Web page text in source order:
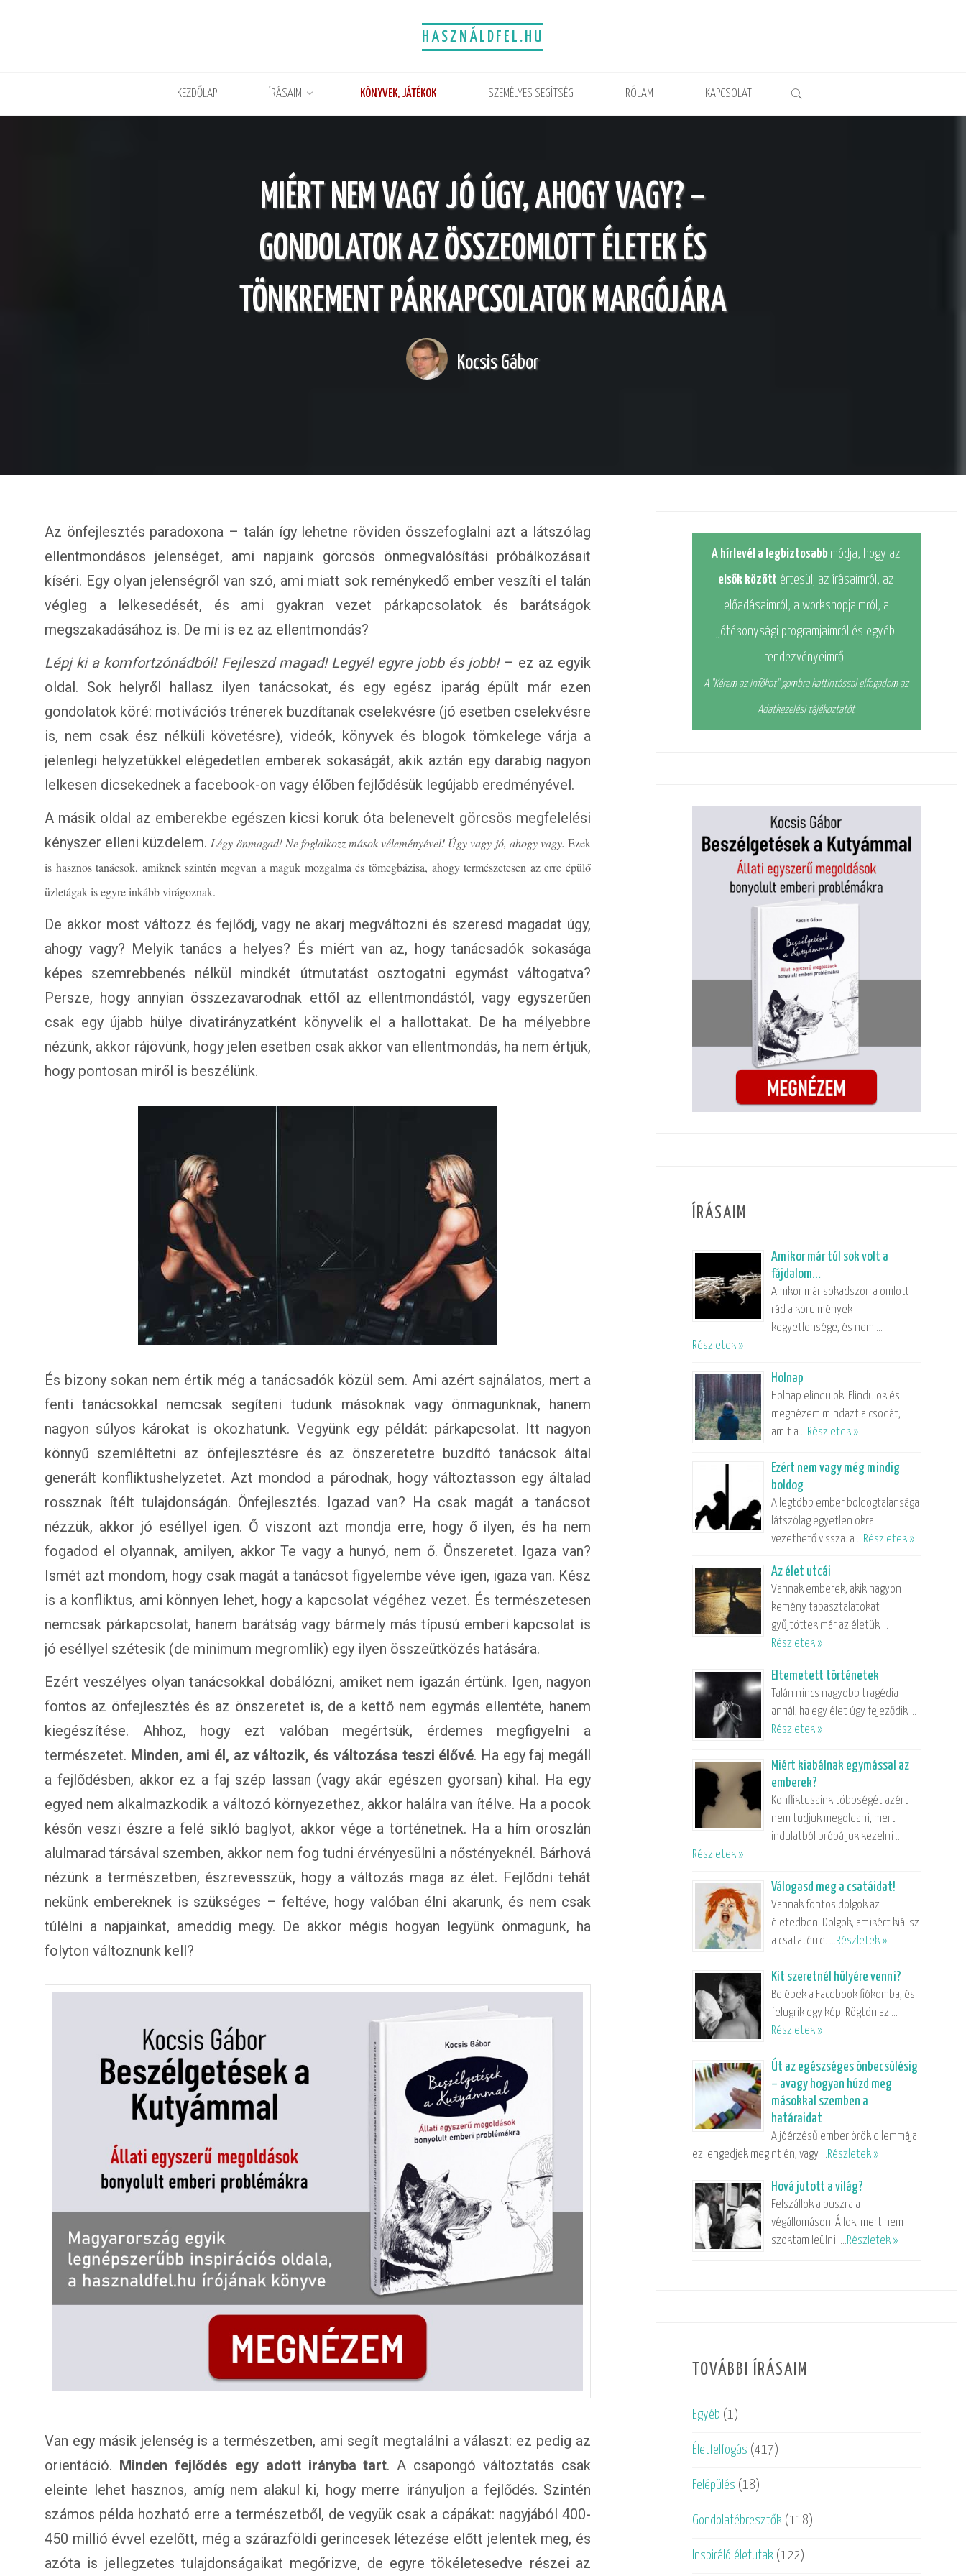
HASZNÁLDFEL.HU
KEZDŐLAP ÍRÁSAIM KÖNYVEK, JÁTÉKOK SZEMÉLYES SEGÍTSÉG RÓLAM KAPCSOLAT
MIÉRT NEM VAGY JÓ ÚGY, AHOGY VAGY? –
GONDOLATOK AZ ÖSSZEOMLOTT ÉLETEK ÉS
TÖNKREMENT PÁRKAPCSOLATOK MARGÓJÁRA
Kocsis Gábor
Az önfejlesztés paradoxona – talán így lehetne röviden összefoglalni azt a látszólag
ellentmondásos jelenséget, ami napjaink görcsös önmegvalósítási próbálkozásait
kíséri. Egy olyan jelenségről van szó, ami miatt sok reménykedő ember veszíti el talán
végleg a lelkesedését, és ami gyakran vezet párkapcsolatok és barátságok
megszakadásához is. De mi is ez az ellentmondás?
Lépj ki a komfortzónádból! Fejleszd magad! Legyél egyre jobb és jobb!– ez az egyik
oldal. Sok helyről hallasz ilyen tanácsokat, és egy egész iparág épült már ezen
gondolatok köré: motivációs trénerek buzdítanak cselekvésre (jó esetben cselekvésre
is, nem csak ész nélküli követésre), videók, könyvek és blogok tömkelege várja a
jelenlegi helyzetükkel elégedetlen emberek sokaságát, akik aztán egy darabig nagyon
lelkesen dicsekednek a facebook-on vagy élőben fejlődésük legújabb eredményével.
A másik oldal az emberekbe egészen kicsi koruk óta belenevelt görcsös megfelelési
kényszer elleni küzdelem.Légy önmagad! Ne foglalkozz mások véleményével! Úgy vagy jó, ahogy vagy. Ezek
is hasznos tanácsok, amiknek szintén megvan a maguk mozgalma és tömegbázisa, ahogy természetesen az erre épülő
üzletágak is egyre inkább virágoznak.
De akkor most változz és fejlődj, vagy ne akarj megváltozni és szeresd magadat úgy,
ahogy vagy? Melyik tanács a helyes? És miért van az, hogy tanácsadók sokasága
képes szemrebbenés nélkül mindkét útmutatást osztogatni egymást váltogatva?
Persze, hogy annyian összezavarodnak ettől az ellentmondástól, vagy egyszerűen
csak egy újabb hülye divatirányzatként könyvelik el a hallottakat. De ha mélyebbre
nézünk, akkor rájövünk, hogy jelen esetben csak akkor van ellentmondás, ha nem értjük,
hogy pontosan miről is beszélünk.
És bizony sokan nem értik még a tanácsadók közül sem. Ami azért sajnálatos, mert a
fenti tanácsokkal nemcsak segíteni tudunk másoknak vagy önmagunknak, hanem
nagyon súlyos károkat is okozhatunk. Vegyünk egy példát: párkapcsolat. Itt nagyon
könnyű szemléltetni az önfejlesztésre és az önszeretetre buzdító tanácsok által
generált konfliktushelyzetet. Azt mondod a párodnak, hogy változtasson egy általad
rossznak ítélt tulajdonságán. Önfejlesztés. Igazad van? Ha csak magát a tanácsot
nézzük, akkor jó eséllyel igen. Ő viszont azt mondja erre, hogy ő ilyen, és ha nem
fogadod el olyannak, amilyen, akkor Te vagy a hunyó, nem ő. Önszeretet. Igaza van?
Ismét azt mondom, hogy csak magát a tanácsot figyelembe véve igen, igaza van. Kész
is a konfliktus, ami könnyen lehet, hogy a kapcsolat végéhez vezet. És természetesen
nemcsak párkapcsolat, hanem barátság vagy bármely más típusú emberi kapcsolat is
jó eséllyel szétesik (de minimum megromlik) egy ilyen összeütközés hatására.
Ezért veszélyes olyan tanácsokkal dobálózni, amiket nem igazán értünk. Igen, nagyon
fontos az önfejlesztés és az önszeretet is, de a kettő nem egymás ellentéte, hanem
kiegészítése. Ahhoz, hogy ezt valóban megértsük, érdemes megfigyelni a
természetet. Minden, ami él, az változik, és változása teszi élővé. Ha egy faj megáll
a fejlődésben, akkor ez a faj szép lassan (vagy akár egészen gyorsan) kihal. Ha egy
egyed nem alkalmazkodik a változó környezethez, akkor halálra van ítélve. Ha a pocok
későn veszi észre a felé sikló baglyot, akkor vége a történetnek. Ha a hím oroszlán
alulmarad társával szemben, akkor nem fog tudni érvényesülni a nőstényeknél. Bárhová
nézünk a természetben, észrevesszük, hogy a változás maga az élet. Fejlődni tehát
nekünk embereknek is szükséges – feltéve, hogy valóban élni akarunk, és nem csak
túlélni a napjainkat, ameddig megy. De akkor mégis hogyan legyünk önmagunk, ha
folyton változnunk kell?
Van egy másik jelenség is a természetben, ami segít megtalálni a választ: ez pedig az
orientáció. Minden fejlődés egy adott irányba tart. A csapongó változtatás csak
eleinte lehet hasznos, amíg nem alakul ki, hogy merre irányuljon a fejlődés. Szintén
számos példa hozható erre a természetből, de vegyük csak a cápákat: nagyjából 400-
450 millió évvel ezelőtt, még a szárazföldi gerincesek létezése előtt jelentek meg, és
azóta is jellegzetes tulajdonságaikat megőrizve, de egyre tökéletesedve részei az
A hírlevél a legbiztosabb módja, hogy az
elsők között értesülj az írásaimról, az
előadásaimról, a workshopjaimról, a
jótékonysági programjaimról és egyéb
rendezvényeimről:
A "Kérem az infókat" gombra kattintással elfogadom az
Adatkezelési tájékoztatót
ÍRÁSAIM
Amikor már túl sok volt a
fájdalom…
Amikor már sokadszorra omlott
rád a körülmények
kegyetlensége, és nem …
Részletek »
Holnap
Holnap elindulok. Elindulok és
megnézem mindazt a csodát,
amit a …Részletek »
Ezért nem vagy még mindig
boldog
A legtöbb ember boldogtalansága
látszólag egyetlen okra
vezethető vissza: a …Részletek »
Az élet utcái
Vannak emberek, akik nagyon
kemény tapasztalatokat
gyűjtöttek már az életük …
Részletek »
Eltemetett történetek
Talán nincs nagyobb tragédia
annál, ha egy élet úgy fejeződik …
Részletek »
Miért kiabálnak egymással az
emberek?
Konfliktusaink többségét azért
nem tudjuk megoldani, mert
indulatból próbáljuk kezelni …
Részletek »
Válogasd meg a csatáidat!
Vannak fontos dolgok az
életedben. Dolgok, amikért kiállsz
a csatatérre. …Részletek »
Kit szeretnél hülyére venni?
Belépek a Facebook fiókomba, és
felugrik egy kép. Rögtön az …
Részletek »
Út az egészséges önbecsülésig
– avagy hogyan húzd meg
másokkal szemben a
határaidat
A jóérzésű ember örök dilemmája
ez: engedjek megint én, vagy …Részletek »
Hová jutott a világ?
Felszállok a buszra a
végállomáson. Állok, mert nem
szoktam leülni. …Részletek »
TOVÁBBI ÍRÁSAIM
Egyéb (1)
Életfelfogás (417)
Felépülés (18)
Gondolatébresztők (118)
Inspiráló életutak (122)